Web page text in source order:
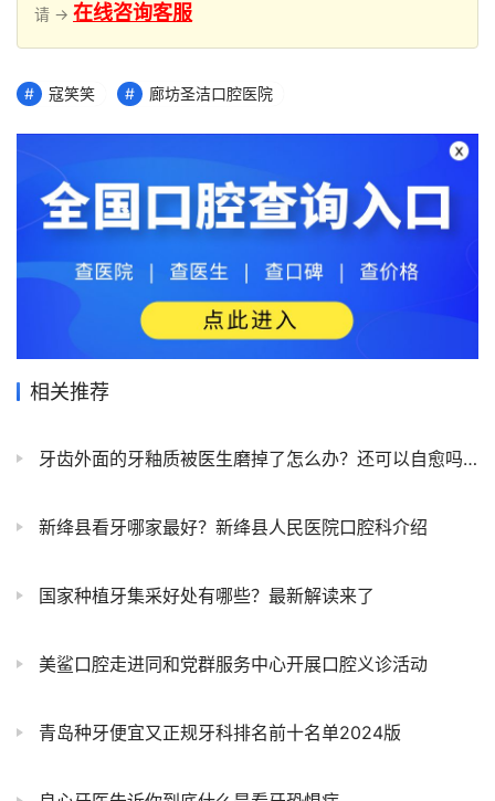
请 → 在线咨询客服
寇笑笑 廊坊圣洁口腔医院
相关推荐
牙齿外面的牙釉质被医生磨掉了怎么办？还可以自愈吗？
新绛县看牙哪家最好？新绛县人民医院口腔科介绍
国家种植牙集采好处有哪些？最新解读来了
美鲨口腔走进同和党群服务中心开展口腔义诊活动
青岛种牙便宜又正规牙科排名前十名单2024版